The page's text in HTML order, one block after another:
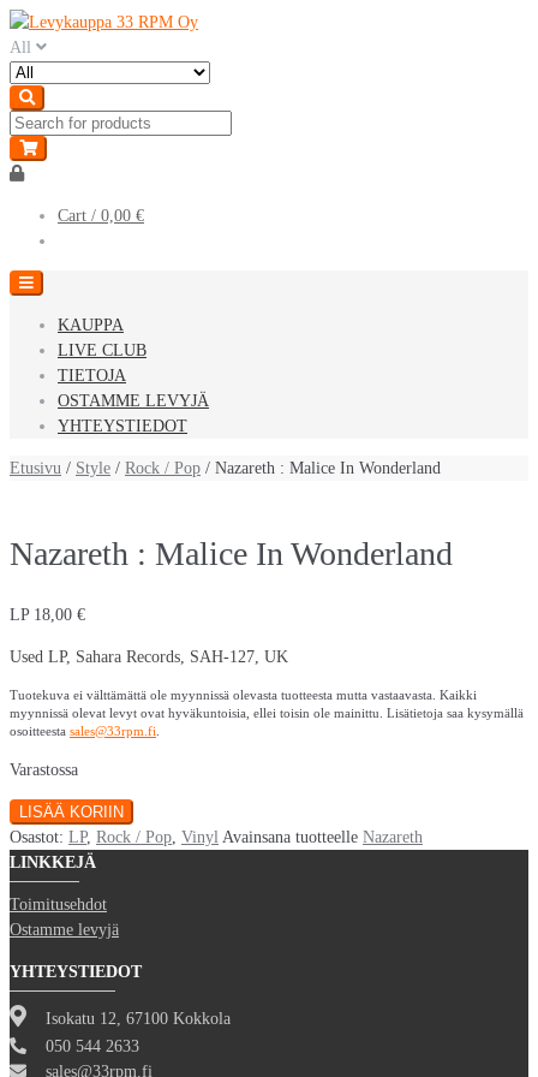
Skip
to
navigation
Skip
to
content
All
Cart / 0,00 €
KAUPPA
LIVE CLUB
TIETOJA
OSTAMME LEVYJÄ
YHTEYSTIEDOT
Etusivu / Style / Rock / Pop / Nazareth : Malice In Wonderland
Nazareth : Malice In Wonderland
LP 18,00 €
Used LP, Sahara Records, SAH-127, UK
Tuotekuva ei välttämättä ole myynnissä olevasta tuotteesta mutta vastaavasta. Kaikki
myynnissä olevat levyt ovat hyväkuntoisia, ellei toisin ole mainittu. Lisätietoja saa kysymällä
osoitteesta sales@33rpm.fi
Varastossa
Nazareth
:
Malice
In
Wonderland
määrä
LISÄÄ KORIIN
Osastot: LP, Rock / Pop Vinyl Avainsana tuotteelle Nazareth
LINKKEJÄ
Toimitusehdot
Ostamme levyjä
YHTEYSTIEDOT
Isokatu 12, 67100 Kokkola
050 544 2633
sales@33rpm.fi